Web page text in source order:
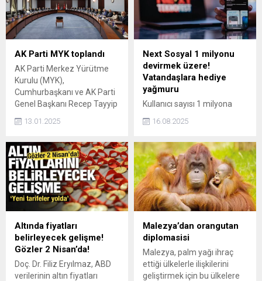
TBMM'ye sunuldu. Yeni
kanun teklifinde drift ve
benzeri akrobatik hareketler
yapan motosiklet ve
motorlu bisiklet sürücülerine
ağır cezaların uygulanması
bulunuyor.
oyuncağın satışına yasak
getirildi ve ürünlerin derhal
toplatılması kararlaştırıldı.
AK Parti MYK toplandı
AK Parti Merkez Yürütme
Kurulu (MYK),
Cumhurbaşkanı ve AK Parti
Genel Başkanı Recep Tayyip
Erdoğan başkanlığında
toplandı.
13.01.2025
Next Sosyal 1 milyonu
devirmek üzere!
Vatandaşlara hediye
yağmuru
Kullanıcı sayısı 1 milyona
yaklaşan yerli sosyal medya
platformu Next Sosyal, 22
#NSosyalBenim etiketiyle
paylaşım yapanlara çeşitli
hediyeleri kazanma fırsatı
sunuyor.
16.08.2025
Altında fiyatları
belirleyecek gelişme!
Gözler 2 Nisan’da!
Doç. Dr. Filiz Eryılmaz, ABD
verilerinin altın fiyatları
Malezya’dan orangutan
diplomasisi
Malezya, palm yağı ihraç
ettiği ülkelerle ilişkilerini
geliştirmek için bu ülkelere